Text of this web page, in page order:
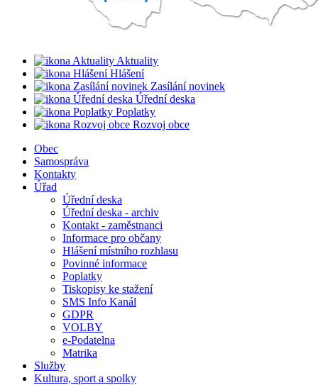
Aktuality
Hlášení
Zasílání novinek
Úřední deska
Poplatky
Rozvoj obce
Obec
Samospráva
Kontakty
Úřad
Úřední deska
Úřední deska - archiv
Kontakt - zaměstnanci
Informace pro občany
Hlášení místního rozhlasu
Povinné informace
Poplatky
Tiskopisy ke stažení
SMS Info Kanál
GDPR
VOLBY
e-Podatelna
Matrika
Služby
Kultura, sport a spolky